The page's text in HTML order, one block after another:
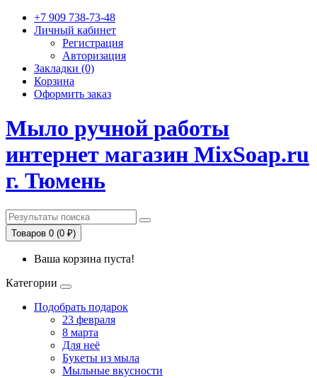
+7 909 738-73-48
Личный кабинет
Регистрация
Авторизация
Закладки (0)
Корзина
Оформить заказ
Мыло ручной работы
интернет магазин MixSoap.ru
г. Тюмень
Товаров 0 (0 ₽)
Ваша корзина пуста!
Категории
Подобрать подарок
23 февраля
8 марта
Для неё
Букеты из мыла
Мыльные вкусности